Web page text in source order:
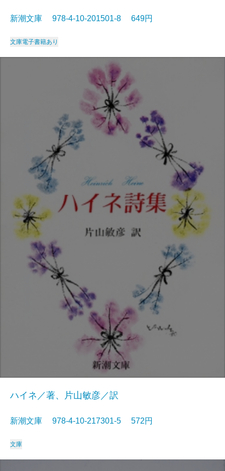
新潮文庫 978-4-10-201501-8 649円
文庫電子書籍あり
ハイネ／著、片山敏彦／訳
新潮文庫 978-4-10-217301-5 572円
文庫